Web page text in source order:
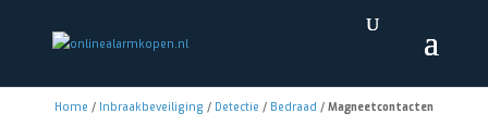
Home / Inbraakbeveiliging / Detectie / Bedraad / Magneetcontacten